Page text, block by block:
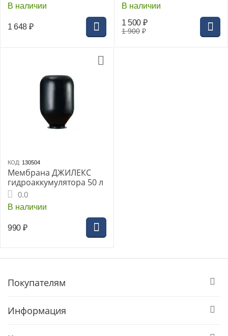
В наличии
1 648 ₽
В наличии
1 900 ₽
1 500 ₽
КОД: 130504
Мембрана ДЖИЛЕКС
гидроаккумулятора 50 л
0.0
В наличии
990 ₽
Покупателям
Информация